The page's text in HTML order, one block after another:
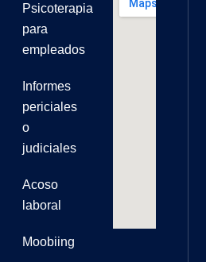
Psicoterapia
para
empleados
Informes
periciales
o
judiciales
Acoso
laboral
Moobiing